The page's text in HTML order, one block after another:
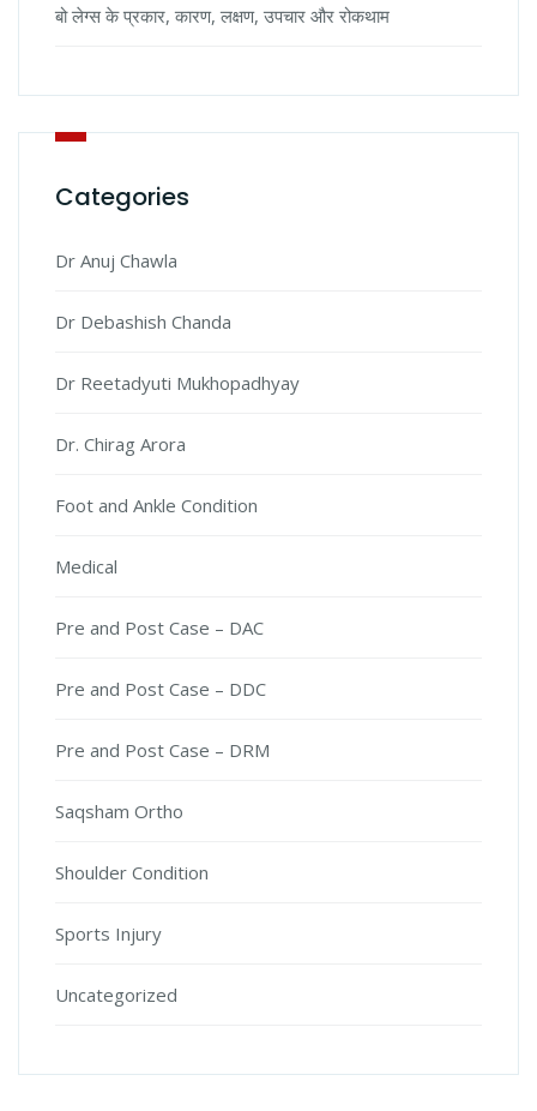
बो लेग्स के प्रकार, कारण, लक्षण, उपचार और रोकथाम
Categories
Dr Anuj Chawla
Dr Debashish Chanda
Dr Reetadyuti Mukhopadhyay
Dr. Chirag Arora
Foot and Ankle Condition
Medical
Pre and Post Case – DAC
Pre and Post Case – DDC
Pre and Post Case – DRM
Saqsham Ortho
Shoulder Condition
Sports Injury
Uncategorized